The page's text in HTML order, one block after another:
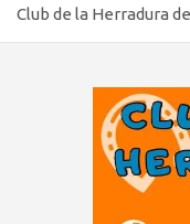
Club de la Herradura